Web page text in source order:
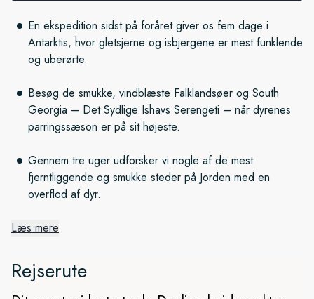
En ekspedition sidst på foråret giver os fem dage i
Antarktis, hvor gletsjerne og isbjergene er mest funklende
og uberørte.
Besøg de smukke, vindblæste Falklandsøer og South
Georgia – Det Sydlige Ishavs Serengeti – når dyrenes
parringssæson er på sit højeste.
Gennem tre uger udforsker vi nogle af de mest
fjerntliggende og smukke steder på Jorden med en
overflod af dyr.
Det Sydlige Ishavs vidunderlige
øer
Læs mere
Rejserute